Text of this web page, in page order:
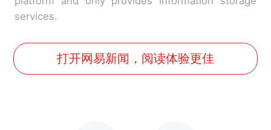
services.
打开网易新闻，阅读体验更佳